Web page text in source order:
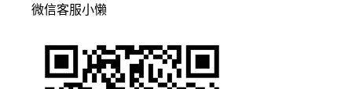
微信客服小懒